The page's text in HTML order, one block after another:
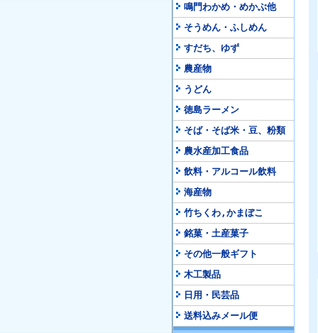
鳴門わかめ・めかぶ他
そうめん・ふしめん
すだち、ゆず
農産物
うどん
徳島ラーメン
そば・そば米・豆、粉類
農水産加工食品
飲料・アルコール飲料
海産物
竹ちくわ,かまぼこ
銘菓・土産菓子
その他一般ギフト
木工製品
日用・民芸品
送料込みメール便